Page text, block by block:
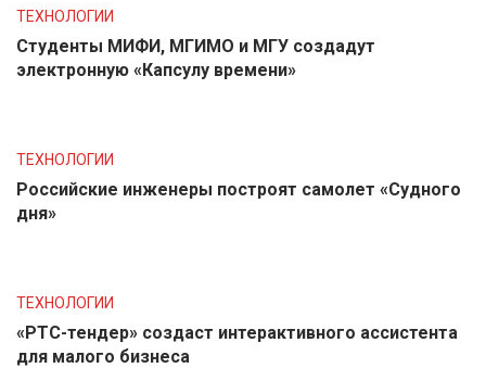
ТЕХНОЛОГИИ
Студенты МИФИ, МГИМО и МГУ создадут
электронную «Капсулу времени»
ТЕХНОЛОГИИ
Российские инженеры построят самолет «Судного
дня»
ТЕХНОЛОГИИ
«РТС-тендер» создаст интерактивного ассистента
для малого бизнеса